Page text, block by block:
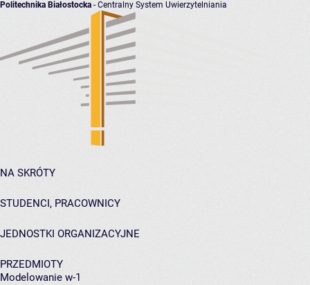
Politechnika Białostocka - Centralny System Uwierzytelniania
NA SKRÓTY
STUDENCI, PRACOWNICY
JEDNOSTKI ORGANIZACYJNE
PRZEDMIOTY
Modelowanie w-1